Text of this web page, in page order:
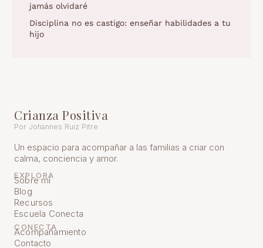
jamás olvidaré
Disciplina no es castigo: enseñar habilidades a tu
hijo
Crianza Positiva
Por Johannes Ruiz Pitre
Un espacio para acompañar a las familias a criar con
calma, conciencia y amor.
EXPLORA
Sobre mí
Blog
Recursos
Escuela Conecta
CONECTA
Acompañamiento
Contacto